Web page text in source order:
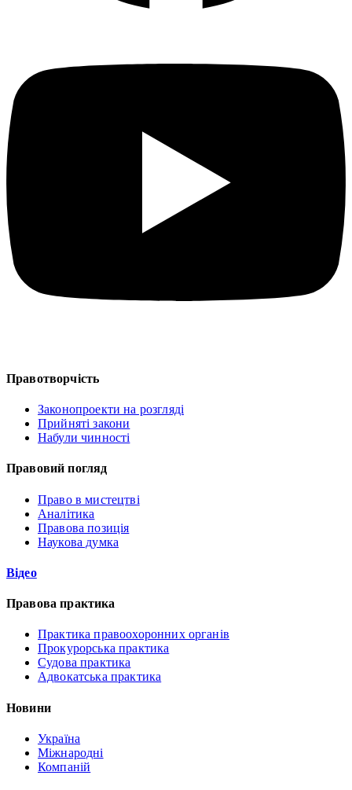
Правотворчість
Законопроекти на розгляді
Прийняті закони
Набули чинності
Правовий погляд
Право в мистецтві
Аналітика
Правова позиція
Наукова думка
Відео
Правова практика
Практика правоохоронних органів
Прокурорська практика
Судова практика
Адвокатська практика
Новини
Україна
Міжнародні
Компаній